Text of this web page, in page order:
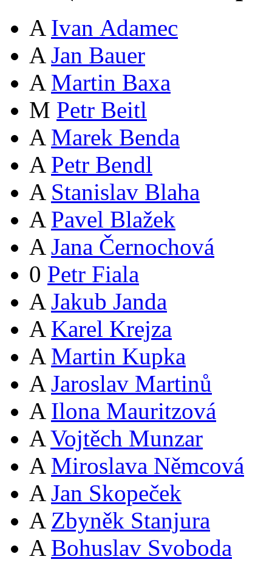
A Ivan Adamec
A Jan Bauer
A Martin Baxa
M Petr Beitl
A Marek Benda
A Petr Bendl
A Stanislav Blaha
A Pavel Blažek
A Jana Černochová
0 Petr Fiala
A Jakub Janda
A Karel Krejza
A Martin Kupka
A Jaroslav Martinů
A Ilona Mauritzová
A Vojtěch Munzar
A Miroslava Němcová
A Jan Skopeček
A Zbyněk Stanjura
A Bohuslav Svoboda